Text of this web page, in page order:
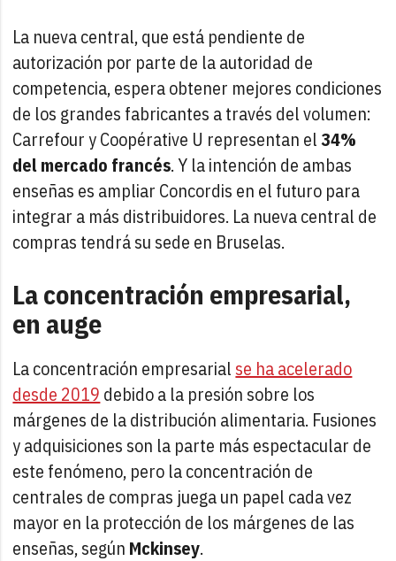
La nueva central, que está pendiente de
autorización por parte de la autoridad de
competencia, espera obtener mejores condiciones
de los grandes fabricantes a través del volumen:
Carrefour y Coopérative U representan el34%
del mercado francés. Y la intención de ambas
enseñas es ampliar Concordis en el futuro para
integrar a más distribuidores. La nueva central de
compras tendrá su sede en Bruselas.
La concentración empresarial,
en auge
La concentración empresarial se ha acelerado
desde 2019 debido a la presión sobre los
márgenes de la distribución alimentaria. Fusiones
y adquisiciones son la parte más espectacular de
este fenómeno, pero la concentración de
centrales de compras juega un papel cada vez
mayor en la protección de los márgenes de las
enseñas, según Mckinsey.